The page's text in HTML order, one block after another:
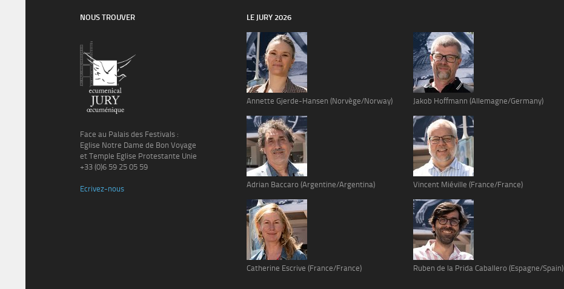
NOUS TROUVER
Face au Palais des Festivals :
Eglise Notre Dame de Bon Voyage
et Temple Eglise Protestante Unie
+33 (0)6 59 25 05 59
Ecrivez-nous
LE JURY 2026
Annette Gjerde-Hansen (Norvège/Norway)
Adrian Baccaro (Argentine/Argentina)
Catherine Escrive (France/France)
Jakob Hoffmann (Allemagne/Germany)
Vincent Miéville (France/France)
Ruben de la Prida Caballero (Espagne/Spain)